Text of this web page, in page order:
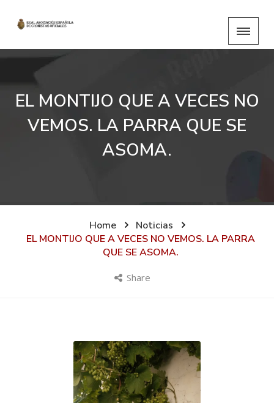
EL MONTIJO QUE A VECES NO
VEMOS. LA PARRA QUE SE
ASOMA.
Home
Noticias
EL MONTIJO QUE A VECES NO VEMOS. LA PARRA
QUE SE ASOMA.
Share